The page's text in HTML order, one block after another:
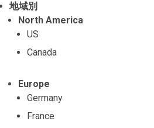
地域別
North America
US
Canada
Europe
Germany
France